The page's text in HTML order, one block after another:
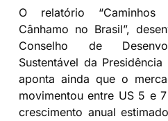
O relatório “Caminhos
Cânhamo no Brasil”,
Conselho de
Sustentável da
aponta ainda que o
movimentou entre US 5 e
crescimento anual